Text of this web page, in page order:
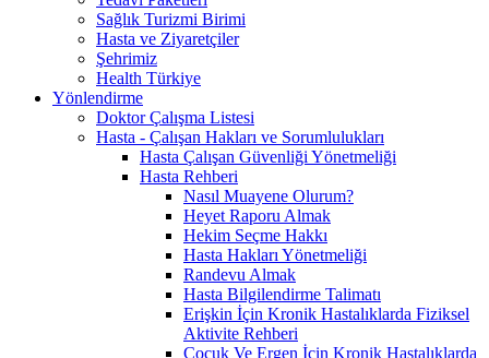
Sağlık Turizmi Birimi
Hasta ve Ziyaretçiler
Şehrimiz
Health Türkiye
Yönlendirme
Doktor Çalışma Listesi
Hasta - Çalışan Hakları ve Sorumlulukları
Hasta Çalışan Güvenliği Yönetmeliği
Hasta Rehberi
Nasıl Muayene Olurum?
Heyet Raporu Almak
Hekim Seçme Hakkı
Hasta Hakları Yönetmeliği
Randevu Almak
Hasta Bilgilendirme Talimatı
Erişkin İçin Kronik Hastalıklarda Fiziksel
Aktivite Rehberi
Çocuk Ve Ergen İçin Kronik Hastalıklarda